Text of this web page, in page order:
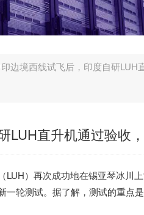
边境西线试飞后，印度自研LUH
LUH直升机通过验收
LUH）再次成功地在锡亚琴冰川
一轮测试。据了解，测试的重点